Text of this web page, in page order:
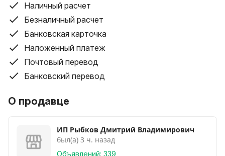
Чемодан изготовлен из прочного, упругого,
водонепроницаемого и устойчивого к царапинам
пластика - полипропилена. Это обеспечивает
сохранность ваших вещей внутри и красивый
эстетический вид снаружи.
Конструкцией чемодана предусмотрена выдвижная
прочного дюралюминия, которая фиксируется в
использования людьми разного роста. Для
переноски чемодана имеются две резиновые
противоскользящие ручки, расположенные сверху и
Наличный расчет
Безналичный расчет
Банковская карточка
Наложенный платеж
Почтовый перевод
Банковский перевод
О продавце
ИП Рыбков Дмитрий Владимирович
был(а) 3 ч. назад
Объявлений: 339